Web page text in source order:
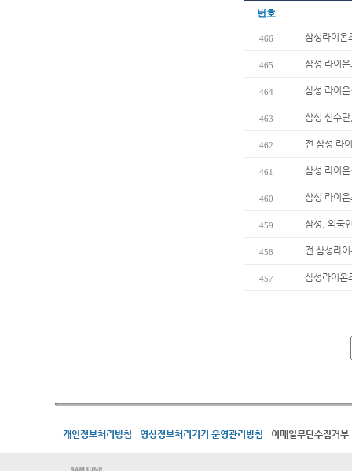
번호
466 삼성라이온
465 삼성 라이
464 삼성 라이
463 삼성 선수
462 전 삼성 라
461 삼성 라이
460 삼성 라이
459 삼성, 외국
458 전 삼성라
457 삼성라이온
개인정보처리방침 영상정보처리기기 운영관리방침 이메일무단수집거부